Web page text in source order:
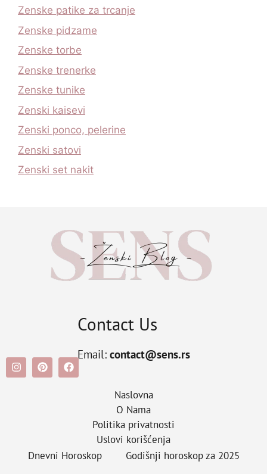
Zenske patike za trcanje
Zenske pidzame
Zenske torbe
Zenske trenerke
Zenske tunike
Zenski kaisevi
Zenski ponco, pelerine
Zenski satovi
Zenski set nakit
Contact Us
Email: contact@sens.rs
Naslovna
O Nama
Politika privatnosti
Uslovi korišćenja
Dnevni Horoskop
Godišnji horoskop za 2025